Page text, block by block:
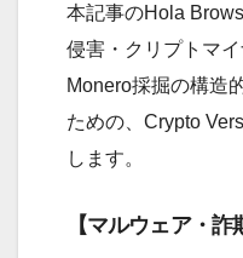
本記事のHola
侵害・クリプトマ
Monero採掘の構造
ための、Crypto
します。
【マルウェア・詐